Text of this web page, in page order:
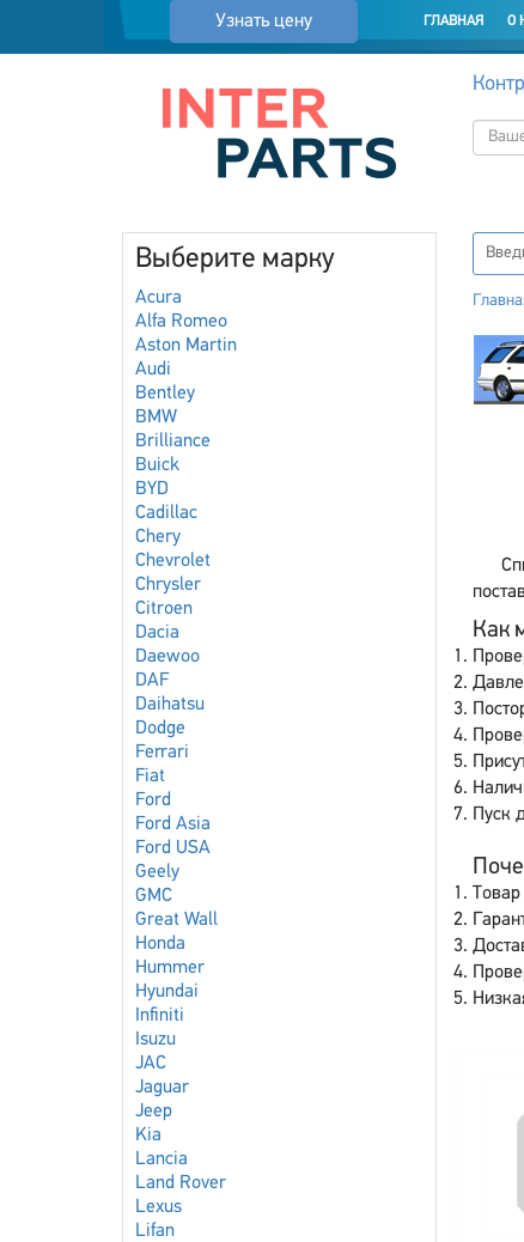
Узнать цену ГЛАВНАЯ О
Выберите марку
Acura
Alfa Romeo
Aston Martin
Audi
Bentley
BMW
Brilliance
Buick
BYD
Cadillac
Chery
Chevrolet
Chrysler
Citroen
Dacia
Daewoo
DAF
Daihatsu
Dodge
Ferrari
Fiat
Ford
Ford Asia
Ford USA
Geely
GMC
Great Wall
Honda
Hummer
Hyundai
Infiniti
Isuzu
JAC
Jaguar
Jeep
Kia
Lancia
Land Rover
Lexus
Lifan
Как
Пуск